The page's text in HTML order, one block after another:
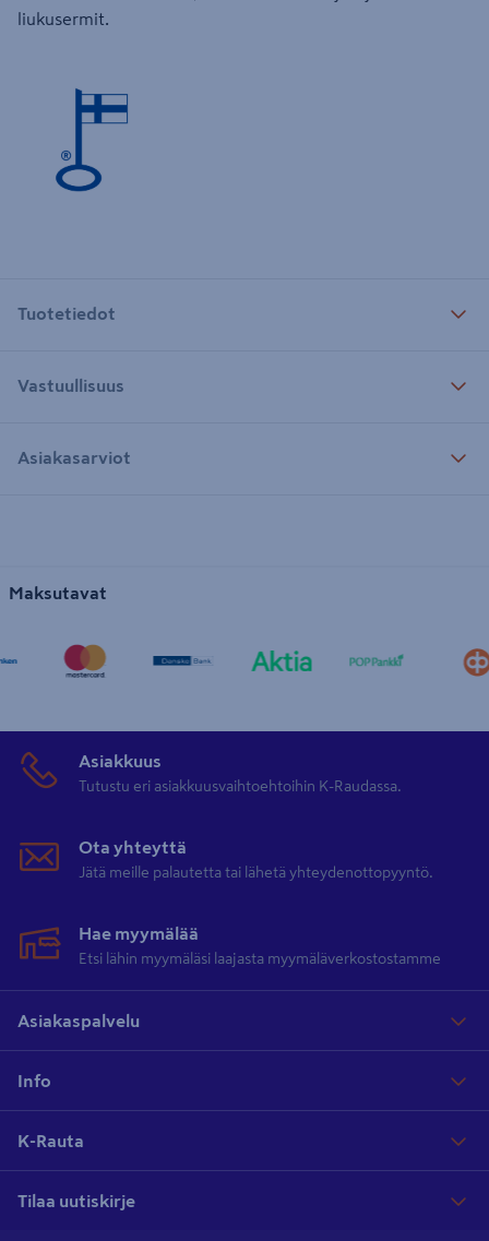
liukusermit.
Tuotetiedot
Vastuullisuus
Asiakasarviot
Maksutavat
Asiakkuus
Tutustu eri asiakkuusvaihtoehtoihin K-Raudassa.
Ota yhteyttä
Jätä meille palautetta tai lähetä yhteydenottopyyntö.
Hae myymälää
Etsi lähin myymäläsi laajasta myymäläverkostostamme
Asiakaspalvelu
Info
K-Rauta
Tilaa uutiskirje